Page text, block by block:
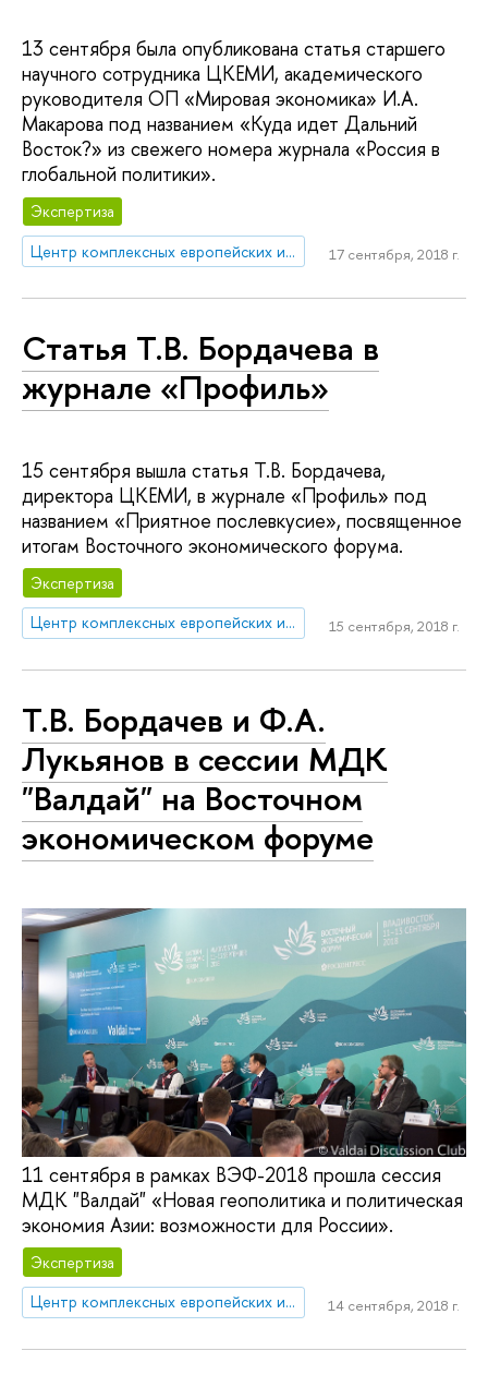
13 сентября была опубликована статья старшего
научного сотрудника ЦКЕМИ, академического
руководителя ОП «Мировая экономика» И.А.
Макарова под названием «Куда идет Дальний
Восток?» из свежего номера журнала «Россия в
глобальной политики».
Экспертиза
Центр комплексных европейских и международных исследований (ЦКЕМИ)
17 сентября, 2018 г.
Статья Т.В. Бордачева в
журнале «Профиль»
15 сентября вышла статья Т.В. Бордачева,
директора ЦКЕМИ, в журнале «Профиль» под
названием «Приятное послевкусие», посвященное
итогам Восточного экономического форума.
Экспертиза
Центр комплексных европейских и международных исследований (ЦКЕМИ)
15 сентября, 2018 г.
Т.В. Бордачев и Ф.А.
Лукьянов в сессии МДК
"Валдай" на Восточном
экономическом форуме
11 сентября в рамках ВЭФ-2018 прошла сессия
МДК "Валдай" «Новая геополитика и политическая
экономия Азии: возможности для России».
Экспертиза
Центр комплексных европейских и международных исследований (ЦКЕМИ)
14 сентября, 2018 г.